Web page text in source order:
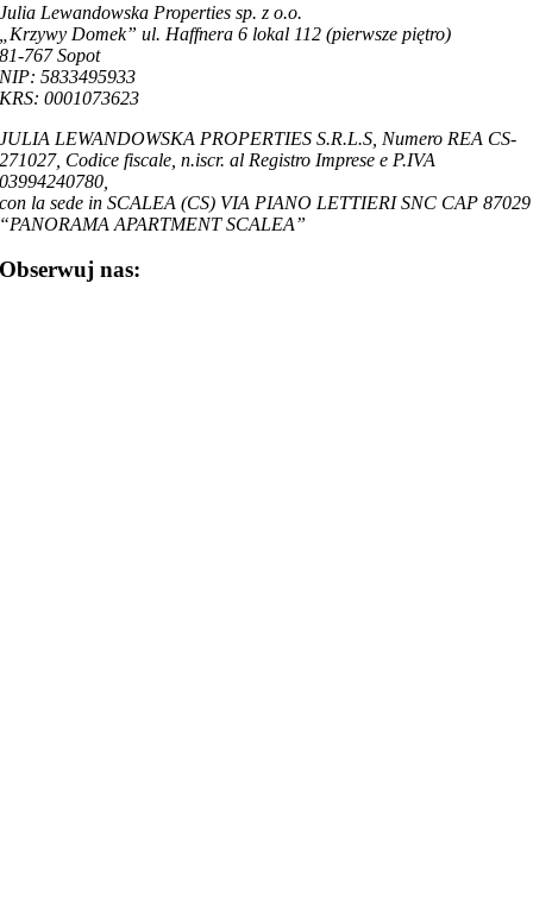
Julia Lewandowska Properties sp. z o.o.
„Krzywy Domek” ul. Haffnera 6 lokal 112 (pierwsze piętro)
81-767 Sopot
NIP: 5833495933
KRS: 0001073623
JULIA LEWANDOWSKA PROPERTIES S.R.L.S, Numero REA CS-
271027, Codice fiscale, n.iscr. al Registro Imprese e P.IVA
03994240780,
con la sede in SCALEA (CS) VIA PIANO LETTIERI SNC CAP 87029
“PANORAMA APARTMENT SCALEA”
Obserwuj nas: